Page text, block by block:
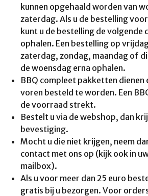
kunnen opgehaald worden van
zaterdag. Als u de bestelling
kunt u de bestelling de volgende
ophalen. Een bestelling op
zaterdag, zondag, maandag of
de woensdag erna ophalen.
BBQ compleet pakketten dienen
voren besteld te worden. Een
de voorraad strekt.
Bestelt u via de webshop, dan
bevestiging.
Mocht u die niet krijgen, neem
contact met ons op (kijk ook in
mailbox).
Als u voor meer dan 25 euro
gratis bij u bezorgen. Voor